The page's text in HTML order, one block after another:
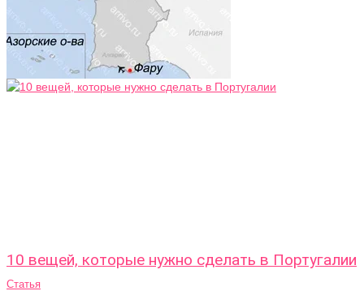
10 вещей, которые нужно сделать в Португалии
Статья